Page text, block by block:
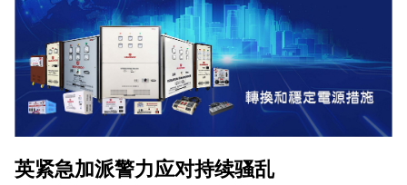
英紧急加派警力应对持续骚乱